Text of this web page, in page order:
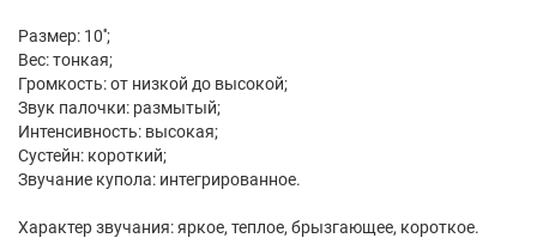
Размер: 10'';
Вес: тонкая;
Громкость: от низкой до высокой;
Звук палочки: размытый;
Интенсивность: высокая;
Сустейн: короткий;
Звучание купола: интегрированное.
Характер звучания: яркое, теплое, брызгающее, короткое.